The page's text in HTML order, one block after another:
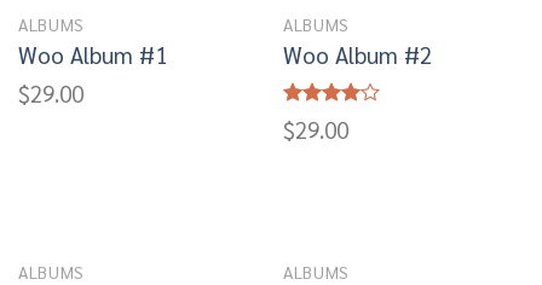
ALBUMS
Woo Album #1
$29.00
ALBUMS
Woo Album #2
Rated
4.00out
$29.00
ALBUMS ALBUMS